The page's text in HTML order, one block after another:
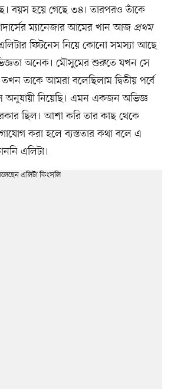
বয়স হয়ে গেছে ৩৪। তারপরও তাঁকে
ম্যানেজার আমের খান আজ প্রথম
ফিটনেস নিয়ে কোনো সমস্যা আছে
অনেক। মৌসুমের শুরুতে যখন সে
তাকে আমরা বলেছিলাম দ্বিতীয় পর্বে
অনুযায়ী নিয়েছি। এমন একজন অভিজ্ঞ
ছিল। আশা করি তার কাছ থেকে
করা হলে ব্যস্ততার কথা বলে এ
এলিটা।